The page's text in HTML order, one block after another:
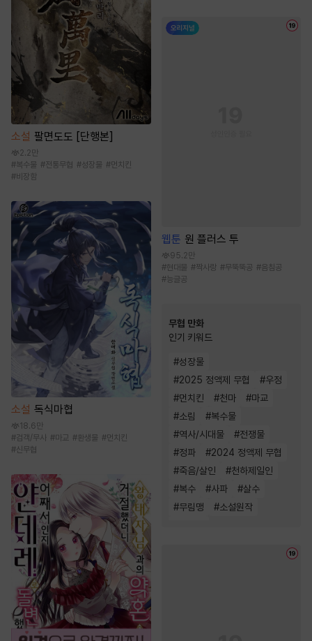
소설 팔면도도 [단행본]
2.2만
#복수물 #전통무협 #성장물 #먼치킨
#비장함
소설 독식마협
18.6만
#검객/무사 #마교 # 환생물 #먼치킨
#신무협
웹툰 원 플러스 투
95.2만
#현대물 #짝사랑 #무뚝뚝공 #음침공
#능글공
무협 만화
인기 키워드
#성장물
#2025 정액제 무협 #우정
#먼치킨 #천마 #마교
#소림 #복수물
#역사/시대물 #전쟁물
#정파 #2024 정액제 무협
#죽음/살인 #천하제일인
#복수 #사파 #살수
#무림맹 #소설원작